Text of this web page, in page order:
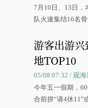
7月10日、13日，
队火速集结16名
游客出游
地TOP10
05/08 07:32 / 观海
今年五一假期，
合前拼“请4休11”